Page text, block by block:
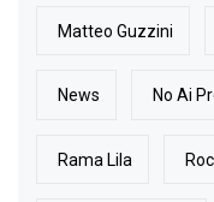
Matteo Guzzini
News No Ai
Rama Lila